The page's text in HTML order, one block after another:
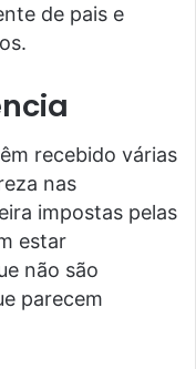
de pais e
recebido várias
nas
impostas pelas
estar
não são
parecem